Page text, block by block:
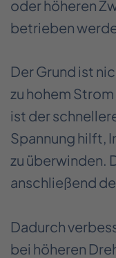
oder höheren
betrieben
Der Grund ist
zu hohem
ist der
Spannung hilft,
zu überwinden.
anschließend
Dadurch
bei höheren